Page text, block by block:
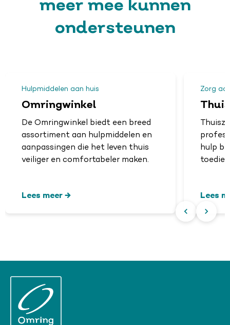
meer mee kunnen
ondersteunen
Hulpmiddelen aan huis
Omringwinkel
De Omringwinkel biedt een breed
assortiment aan hulpmiddelen en
aanpassingen die het leven thuis
veiliger en comfortabeler maken.
Lees meer
Zorg
hulp
Lees